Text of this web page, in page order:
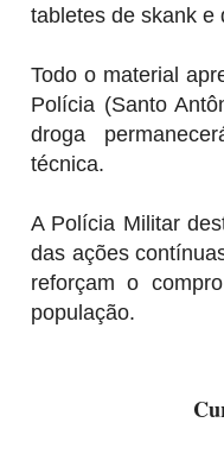
tabletes de skank e
Todo o material
Polícia (Santo
droga
técnica.
A Polícia Militar
das ações
reforçam o
população.